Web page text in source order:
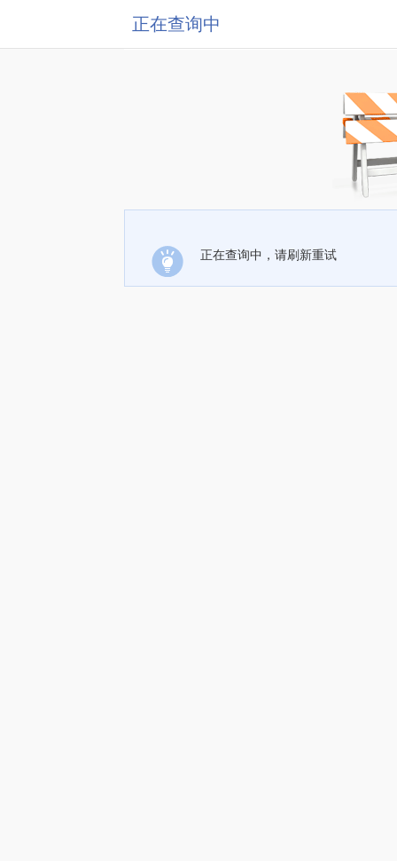
正在查询中
正在查询中，请刷新重试